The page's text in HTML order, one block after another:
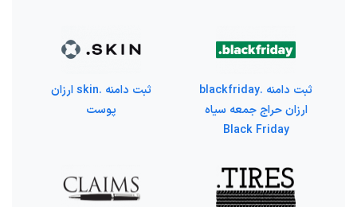
ثبت دامنه .blackfriday
ارزان حراج جمعه سیاه
Black Friday
ثبت دامنه .skin ارزان
پوست